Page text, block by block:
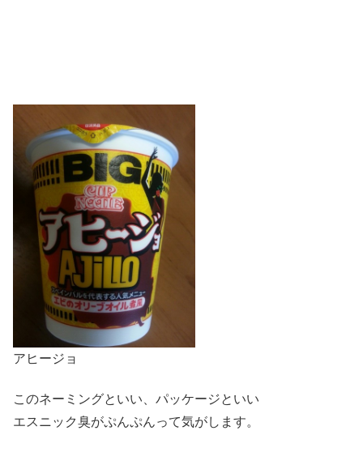
アヒージョ
このネーミングといい、パッケージといい
エスニック臭がぷんぷんって気がします。